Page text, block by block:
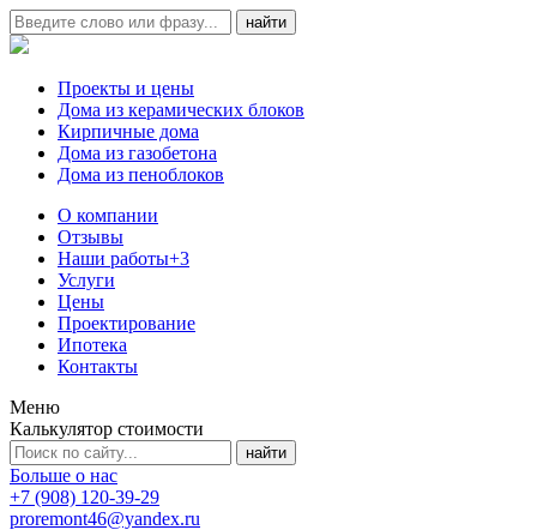
Проекты и цены
Дома из керамических блоков
Кирпичные дома
Дома из газобетона
Дома из пеноблоков
О компании
Отзывы
Наши работы+3
Услуги
Цены
Проектирование
Ипотека
Контакты
Меню
Калькулятор стоимости
Больше о нас
+7 (908) 120-39-29
proremont46@yandex.ru